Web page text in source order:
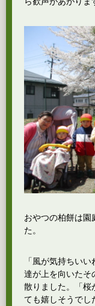
おやつの柏餅は園
た。
「風が気持ちい
達が上を向いたそ
散りました。「桜
ても嬉しそうでし